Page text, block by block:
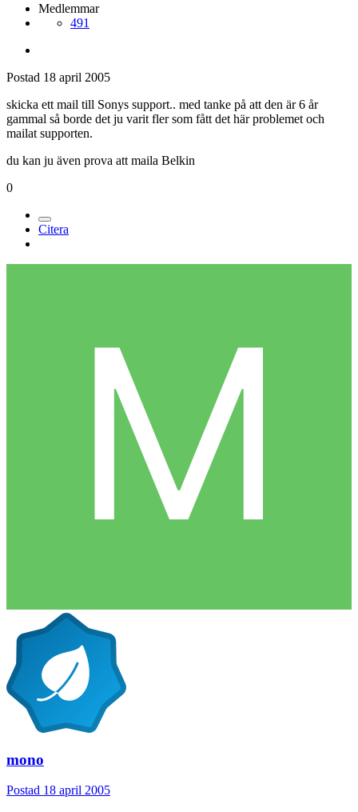
Medlemmar
491
Postad 18 april 2005
skicka ett mail till Sonys support.. med tanke på att den är 6 år
gammal så borde det ju varit fler som fått det här problemet och
mailat supporten.
du kan ju även prova att maila Belkin
0
Citera
mono
Postad 18 april 2005